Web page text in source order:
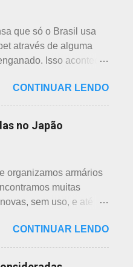
por um fio de seda
fez Sei lembrar da
e indefesa - e
levou a cobra para
seu ancinho. A
além da aranha ser
havia...
entre o nenúfar -
Basta dar uma
para perceber as
e, para isso, vou
são grandes, que
compridas e em
branca, creme e
verde. As folhas
o alto, em hastes
são comestíveis,
renkon. Detalhei sobre
na postagem anterior
que só o Brasil usa
através de alguma
Isso acontece
Japão. Este assunto é
postagens que estava
por alguns anos, desde
estas casas e
serviam essas
até que postei
de água
alguns bairros de
em Kyoto, inclusive nos
Jinja. Esses baldes
消火用, ou Shōka-
CONTINUAR LENDO
no Japão
organizamos armários
muitas
sem uso, e até
em perfeito
servem mais, peças
novas, de pouco uso. O
CONTINUAR LENDO